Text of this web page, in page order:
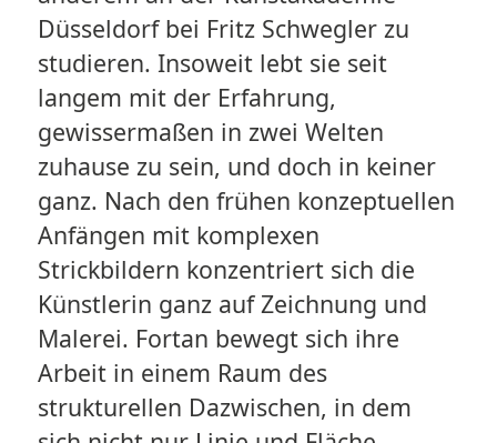
Düsseldorf bei Fritz Schwegler zu
studieren. Insoweit lebt sie seit
langem mit der Erfahrung,
gewissermaßen in zwei Welten
zuhause zu sein, und doch in keiner
ganz. Nach den frühen konzeptuellen
Anfängen mit komplexen
Strickbildern konzentriert sich die
Künstlerin ganz auf Zeichnung und
Malerei. Fortan bewegt sich ihre
Arbeit in einem Raum des
strukturellen Dazwischen, in dem